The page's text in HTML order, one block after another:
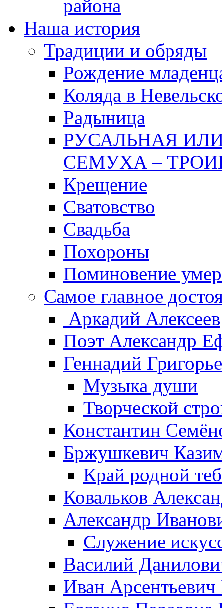
района
Наша история
Традиции и обряды
Рождение
Коляда в
Радыница
РУСАЛЬНАЯ
СЕМУХА –
Крещение
Сватовство
Свадьба
Похороны
Поминовение
Самое главное
Аркадий Алексеев
Поэт Александр
Геннадий
Музыка души
Творческой
Константин
Бржушкевич
Край родной
Ковальков
Александр
Служение
Василий
Иван